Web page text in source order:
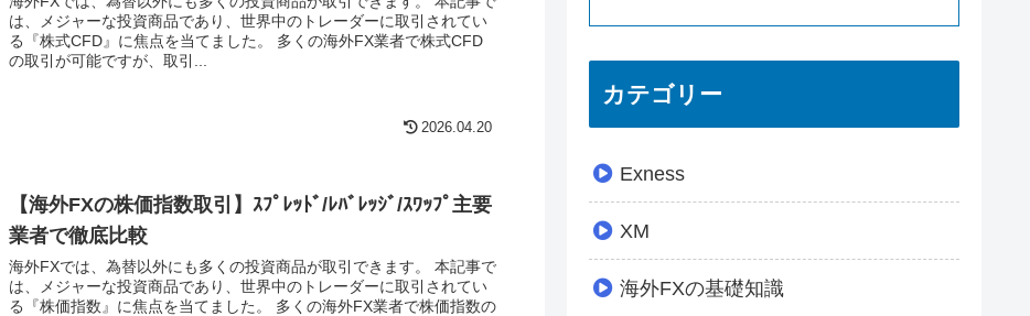
は、メジャーな投資商品であり、世界中のトレーダーに取引されてい
る『株式CFD』に焦点を当てました。 多くの海外FX業者で株式CFD
の取引が可能ですが、取引...
2026.04.20
【海外FXの株価指数取引】ｽﾌﾟﾚｯﾄﾞ/ﾚﾊﾞﾚｯｼﾞ/ｽﾜｯﾌﾟ主要
業者で徹底比較
海外FXでは、為替以外にも多くの投資商品が取引できます。 本記事で
は、メジャーな投資商品であり、世界中のトレーダーに取引されてい
る『株価指数』に焦点を当てました。 多くの海外FX業者で株価指数の
カテゴリー
Exness
XM
海外FXの基礎知識